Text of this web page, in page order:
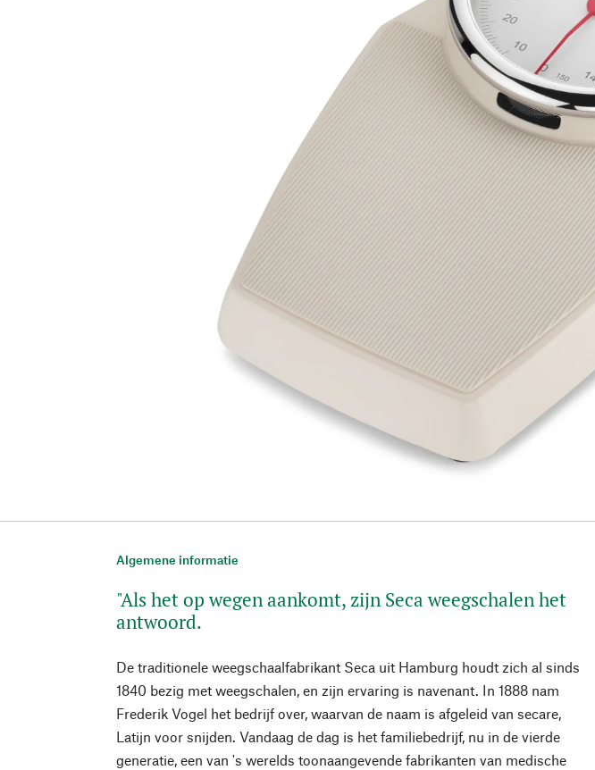
Algemene informatie
"Als het op wegen aankomt, zijn Seca weegschalen het
antwoord.
De traditionele weegschaalfabrikant Seca uit Hamburg houdt zich al sinds
1840 bezig met weegschalen, en zijn ervaring is navenant. In 1888 nam
Frederik Vogel het bedrijf over, waarvan de naam is afgeleid van secare,
Latijn voor snijden. Vandaag de dag is het familiebedrijf, nu in de vierde
generatie, een van 's werelds toonaangevende fabrikanten van medische